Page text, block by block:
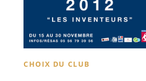
CHOIX DU CLUB